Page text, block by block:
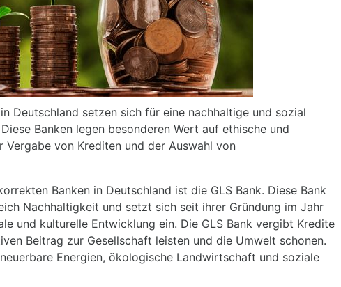
in Deutschland setzen sich für eine nachhaltige und sozial
Banken legen besonderen Wert auf ethische und
von Krediten und der Auswahl von
Banken in Deutschland ist die GLS Bank. Diese Bank
Nachhaltigkeit und setzt sich seit ihrer Gründung im Jahr
und kulturelle Entwicklung ein. Die GLS Bank vergibt Kredite
Beitrag zur Gesellschaft leisten und die Umwelt schonen.
Energien, ökologische Landwirtschaft und soziale